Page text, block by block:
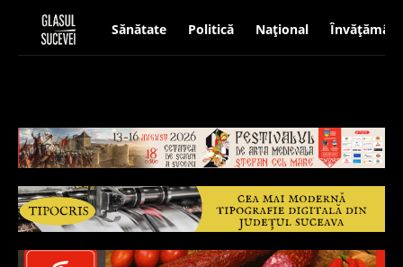
Sănătate Politică Național Învățământ